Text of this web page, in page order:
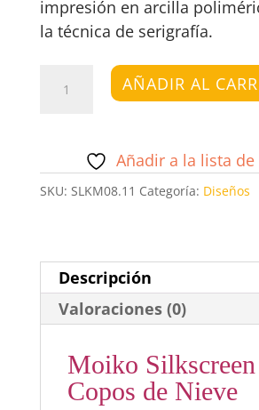
impresión en arcilla
la técnica de serigrafía.
Silkscreen
Nieve
cantidad
AÑADIR AL
Añadir a la lista de
SKU: SLKM08.11 Categoría: Diseños
Descripción
Valoraciones (0)
Moiko Silkscreen
Copos de Nieve